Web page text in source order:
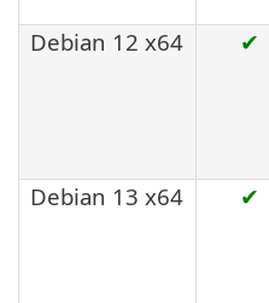
Debian 12 x64
✔
Debian 13 x64 ✔